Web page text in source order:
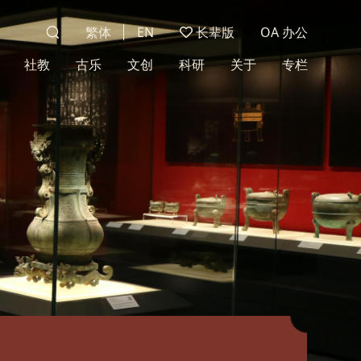
繁体 EN 长辈版
OA 办公
社教
古乐 文创 科研 关于 专栏